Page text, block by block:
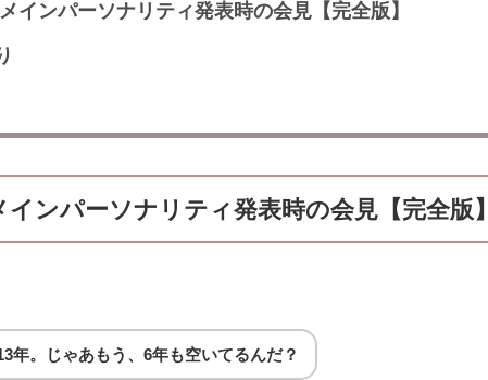
インパーソナリティ発表時の会見【完全版】
ンパーソナリティ発表時の会見【完全版】
年。じゃあもう、6年も空いてるんだ？